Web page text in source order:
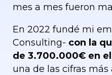
mes a mes fueron
En 2022 fundé mi
Consulting- con la
de 3.700.000€ en
una de las cifras